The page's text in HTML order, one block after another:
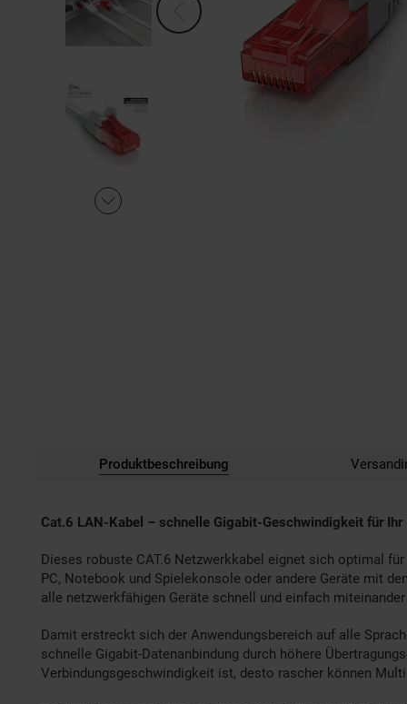
Produktbeschreibung
Cat.6 LAN-Kabel – schnelle Gigabit-Geschwindigkeit für Ihr
Dieses robuste CAT.6 Netzwerkkabel eignet sich optimal
PC, Notebook und Spielekonsole oder andere Geräte mit
alle netzwerkfähigen Geräte schnell und einfach
Damit erstreckt sich der Anwendungsbereich auf alle
schnelle Gigabit-Datenanbindung durch höhere
Verbindungsgeschwindigkeit ist, desto rascher können